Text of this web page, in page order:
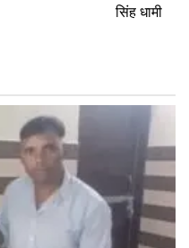
सिंह धामी